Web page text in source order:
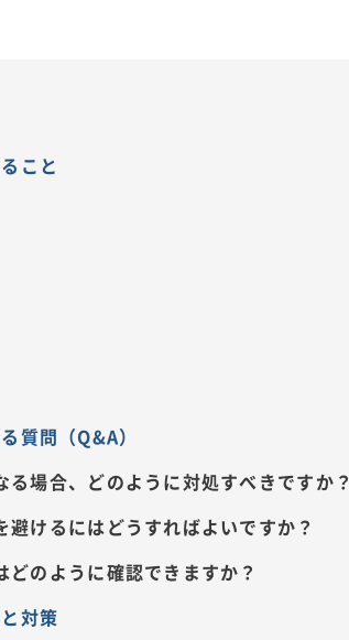
こと
質問（Q&A）
場合、どのように対処すべきですか？
けるにはどうすればよいですか？
のように確認できますか？
対策